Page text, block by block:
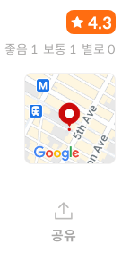
4.3
좋음 1 보통 1 별로 0
공유